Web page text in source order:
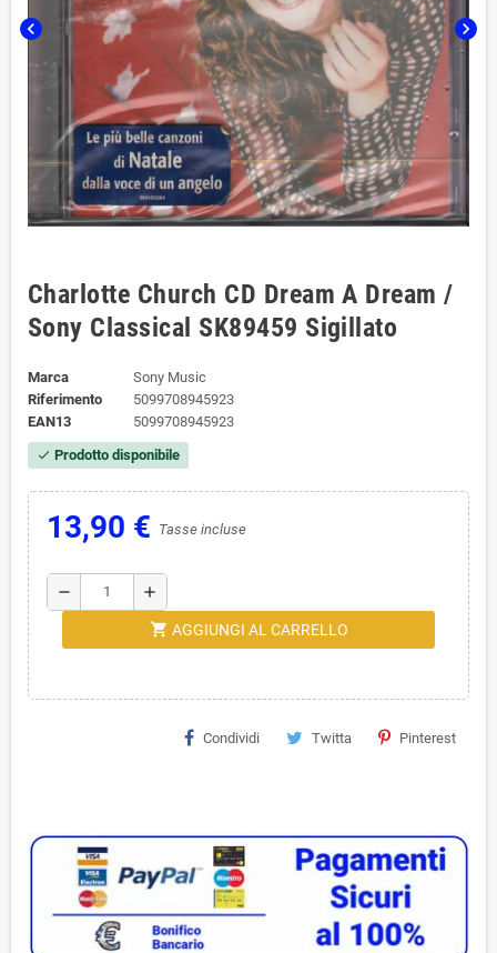
chevron_left chevron_right
Charlotte Church ‎CD Dream A Dream /
Sony Classical ‎SK89459 Sigillato
Marca
Sony Music
Riferimento
5099708945923
EAN13
5099708945923
check Prodotto disponibile
13,90 € Tasse incluse
remove add
shopping_cart AGGIUNGI AL CARRELLO
Condividi Twitta Pinterest